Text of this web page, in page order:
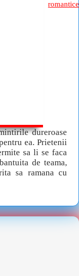
romantice
dureroase
ea. Prietenii
sa li se faca
de teama,
sa ramana cu